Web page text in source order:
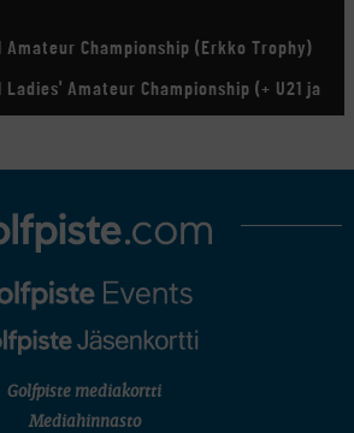
Championship (Erkko Trophy)
Amateur Championship (+ U21 ja
Championship
2026
Golf)
Golfpiste mediakortti
Mediahinnasto